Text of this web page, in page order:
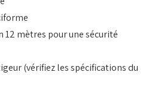
12 mètres pour une sécurité
(vérifiez les spécifications du